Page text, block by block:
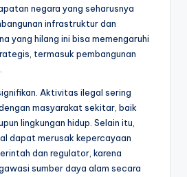
negara yang seharusnya
infrastruktur dan
yang hilang ini bisa memengaruhi
termasuk pembangunan
Aktivitas ilegal sering
masyarakat sekitar, baik
lingkungan hidup. Selain itu,
dapat merusak kepercayaan
dan regulator, karena
sumber daya alam secara